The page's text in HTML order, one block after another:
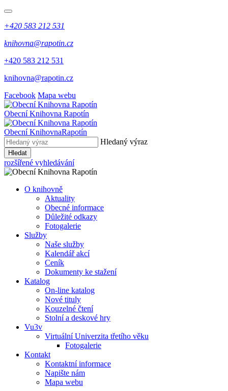
+420 583 212 531
knihovna@rapotin.cz
+420 583 212 531
knihovna@rapotin.cz
Facebook Mapa webu
ObecníKnihovna Rapotín
Obecní KnihovnaRapotín
Hledaný výraz
Hledat
rozšířené vyhledávání
O knihovně
Aktuality
Obecné informace
Důležité odkazy
Fotogalerie
Služby
Naše služby
Kalendář akcí
Ceník
Dokumenty ke stažení
Katalog
On-line katalog
Nové tituly
Kouzelné čtení
Stolní a deskové hry
Vu3v
Virtuální Univerzita třetího věku
Fotogalerie
Kontakt
Kontaktní informace
Napište nám
Mapa webu